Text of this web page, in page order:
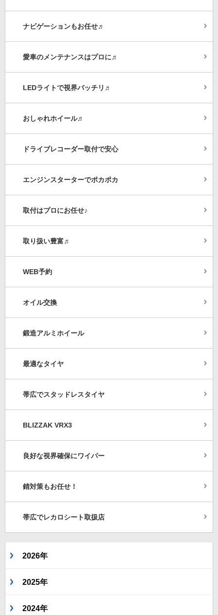
ナビゲーションもお任せ♬
愛車のメンテナンスはプロに♬
LEDライトで視界バッチリ♬
おしゃれホイール♬
ドライブレコーダー取付で安心
エンジンスターターでポカポカ
取付はプロにお任せ♪
取り扱い豊富♬
WEB予約
オイル交換
鍛造アルミホイール
最適なタイヤ
帯広でスタッドレスタイヤ
BLIZZAK VRX3
良好な視界確保にワイパー
錆対策もお任せ！
帯広でレカロシート取扱店
2026年
2025年
2024年